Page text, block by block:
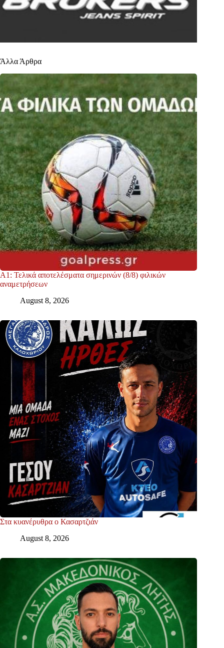
Άλλα Άρθρα
Α1: Τελικά αποτελέσματα σημερινών (8/8) φιλικών
αναμετρήσεων
August 8, 2026
Στα κυανέρυθρα ο Κασαρτζιάν
August 8, 2026